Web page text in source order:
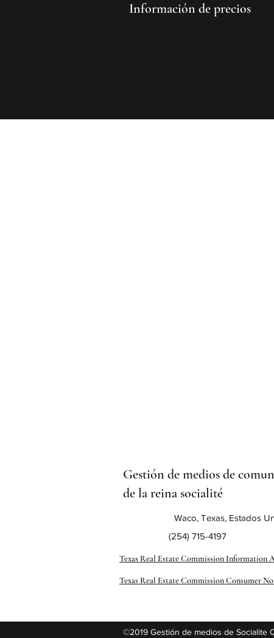
Información de precios
Gestión de medios de
de la reina socialité
Waco, Texas, Estados
(254) 715-4197
Texas Real Estate Commission Information
Texas Real Estate Commission Consumer
©2019 Gestión de medios de Socialite